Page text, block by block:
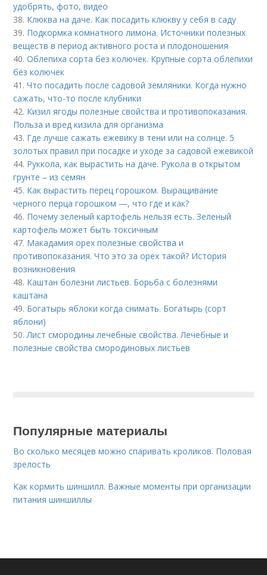
удобрять, фото, видео
38. Клюква на даче. Как посадить клюкву у себя в саду
39. Подкормка комнатного лимона. Источники полезных
веществ в период активного роста и плодоношения
40.Облепиха сорта без колючек. Крупные сорта облепихи
без колючек
41.Что посадить после садовой земляники. Когда нужно
сажать, что-то после клубники
42. Кизил ягоды полезные свойства и противопоказания.
Польза и вред кизила для организма
43. Где лучше сажать ежевику в тени или на солнце. 5
золотых правил при посадке и уходе за садовой ежевикой
44. Руккола, как вырастить на даче. Рукола в открытом
грунте – из семян
45. Как вырастить перец горошком. Выращивание
черного перца горошком —, что где и как?
46. Почему зеленый картофель нельзя есть. Зеленый
картофель может быть токсичным
47. Макадамия орех полезные свойства и
противопоказания. Что это за орех такой? История
возникновения
48. Каштан болезни листьев. Борьба с болезнями
каштана
49. Богатырь яблоки когда снимать. Богатырь (сорт
яблони)
50.Лист смородины лечебные свойства. Лечебные и
полезные свойства смородиновых листьев
Популярные материалы
Во сколько месяцев можно спаривать кроликов. Половая
зрелость
Как кормить шиншилл. Важные моменты при организации
питания шиншиллы